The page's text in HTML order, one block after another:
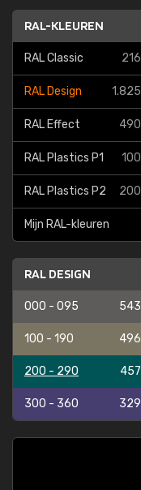
RAL-KLEUREN
RAL Classic 216
RAL Design 1.825
RAL Effect 490
RAL Plastics P1 100
RAL Plastics P2 200
Mijn RAL-kleuren
RAL DESIGN
000 - 095 543
100 - 190 496
200 - 290 457
300 - 360 329